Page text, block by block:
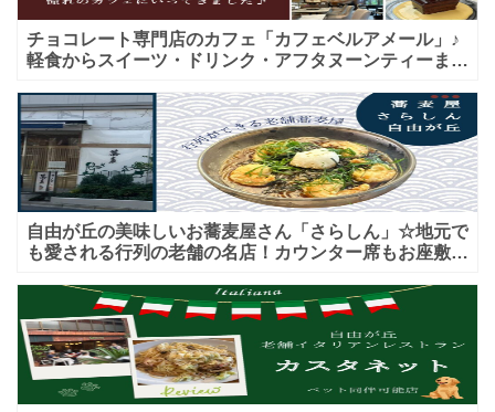
チョコレート専門店のカフェ「カフェベルアメール」♪
軽食からスイーツ・ドリンク・アフタヌーンティーまで
自由が丘の美味しいお蕎麦屋さん「さらしん」☆地元で
も愛される行列の老舗の名店！カウンター席もお座敷も